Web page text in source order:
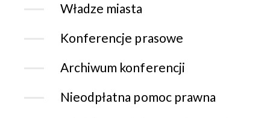
Władze miasta
Konferencje prasowe
Archiwum konferencji
Nieodpłatna pomoc prawna